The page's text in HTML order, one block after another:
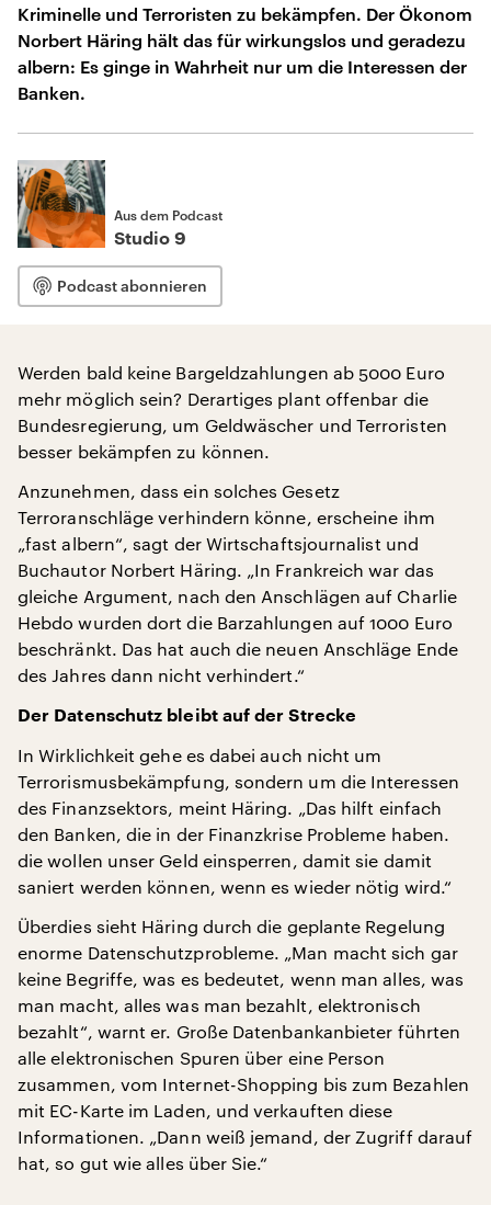
Kriminelle und Terroristen zu bekämpfen. Der Ökonom
Norbert Häring hält das für wirkungslos und geradezu
albern: Es ginge in Wahrheit nur um die Interessen der
Banken.
Aus dem Podcast
Studio 9
Podcast abonnieren
Werden bald keine Bargeldzahlungen ab 5000 Euro
mehr möglich sein? Derartiges plant offenbar die
Bundesregierung, um Geldwäscher und Terroristen
besser bekämpfen zu können.
Anzunehmen, dass ein solches Gesetz
Terroranschläge verhindern könne, erscheine ihm
„fast albern“, sagt der Wirtschaftsjournalist und
Buchautor Norbert Häring. „In Frankreich war das
gleiche Argument, nach den Anschlägen auf Charlie
Hebdo wurden dort die Barzahlungen auf 1000 Euro
beschränkt. Das hat auch die neuen Anschläge Ende
des Jahres dann nicht verhindert.“
Der Datenschutz bleibt auf der Strecke
In Wirklichkeit gehe es dabei auch nicht um
Terrorismusbekämpfung, sondern um die Interessen
des Finanzsektors, meint Häring. „Das hilft einfach
den Banken, die in der Finanzkrise Probleme haben.
die wollen unser Geld einsperren, damit sie damit
saniert werden können, wenn es wieder nötig wird.“
Überdies sieht Häring durch die geplante Regelung
enorme Datenschutzprobleme. „Man macht sich gar
keine Begriffe, was es bedeutet, wenn man alles, was
man macht, alles was man bezahlt, elektronisch
bezahlt“, warnt er. Große Datenbankanbieter führten
alle elektronischen Spuren über eine Person
zusammen, vom Internet-Shopping bis zum Bezahlen
mit EC-Karte im Laden, und verkauften diese
Informationen. „Dann weiß jemand, der Zugriff darauf
hat, so gut wie alles über Sie.“